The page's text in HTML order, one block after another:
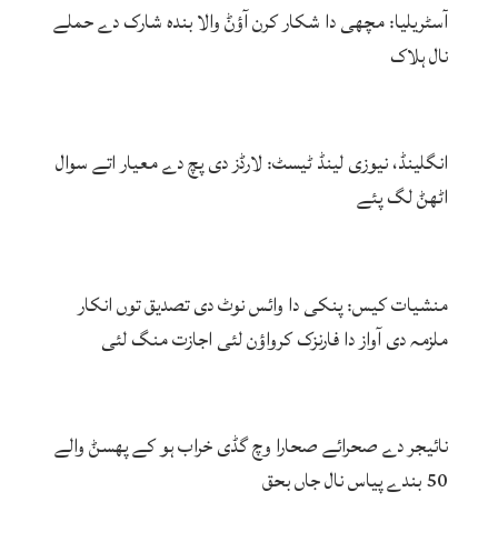
آسٹریلیا: مچھی دا شکار کرن آؤݨ والا بندہ شارک دے حملے
نال ہلاک
انگلینڈ، نیوزی لینڈ ٹیسٹ: لارڈز دی پچ دے معیار اتے سوال
اٹھݨ لگ پئے
منشیات کیس: پنکی دا وائس نوٹ دی تصدیق توں انکار
ملزمہ دی آواز دا فارنزک کرواؤن لئی اجازت منگ لئی
نائیجر دے صحرائے صحارا وچ گڈی خراب ہو کے پھسݨ والے
50 بندے پیاس نال جاں بحق